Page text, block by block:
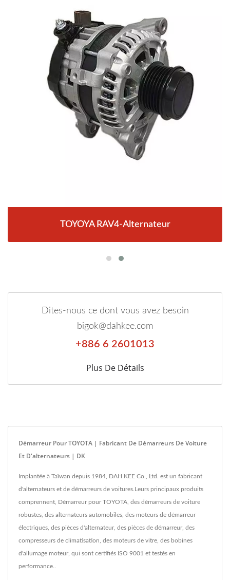
TOYOYA RAV4-Alternateur
Dites-nous ce dont vous avez besoin
bigok@dahkee.com
+886 6 2601013
Plus De Détails
Démarreur Pour TOYOTA | Fabricant De Démarreurs De Voiture
Et D'alternateurs | DK
Implantée à Taïwan depuis 1984, DAH KEE Co., Ltd. est un fabricant
d'alternateurs et de démarreurs de voitures.Leurs principaux produits
comprennent, Démarreur pour TOYOTA, des démarreurs de voiture
robustes, des alternateurs automobiles, des moteurs de démarreur
électriques, des pièces d'alternateur, des pièces de démarreur, des
compresseurs de climatisation, des moteurs de vitre, des bobines
d'allumage moteur, qui sont certifiés ISO 9001 et testés en
performance..